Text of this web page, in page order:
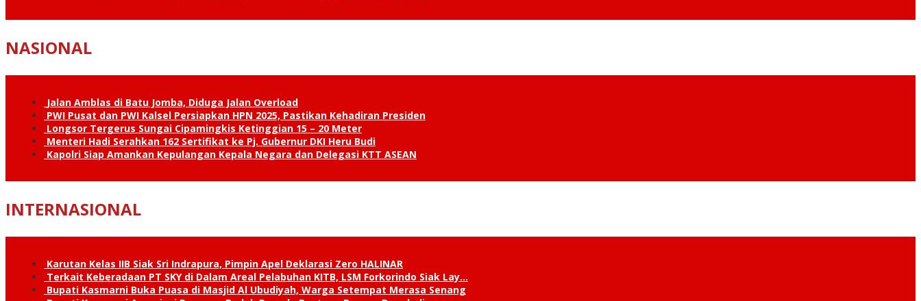
NASIONAL
Jalan Amblas di Batu Jomba, Diduga Jalan Overload
PWI Pusat dan PWI Kalsel Persiapkan HPN 2025, Pastikan Kehadiran Presiden
Longsor Tergerus Sungai Cipamingkis Ketinggian 15 – 20 Meter
Menteri Hadi Serahkan 162 Sertifikat ke Pj. Gubernur DKI Heru Budi
Kapolri Siap Amankan Kepulangan Kepala Negara dan Delegasi KTT ASEAN
INTERNASIONAL
Karutan Kelas IIB Siak Sri Indrapura, Pimpin Apel Deklarasi Zero HALINAR
Terkait Keberadaan PT SKY di Dalam Areal Pelabuhan KITB, LSM Forkorindo Siak Lay…
Bupati Kasmarni Buka Puasa di Masjid Al Ubudiyah, Warga Setempat Merasa Senang